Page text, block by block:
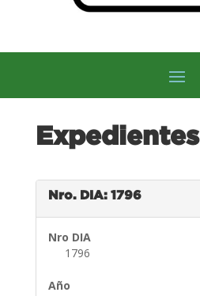
Expedientes
Nro. DIA: 1796
Nro DIA
1796
Año